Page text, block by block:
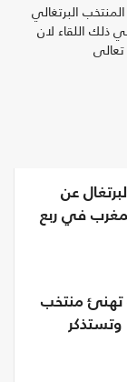
البرتغالي
ذلك اللقاء لان
تعالى
عن
في ربع
تهنئ منتخب
وتستذكر